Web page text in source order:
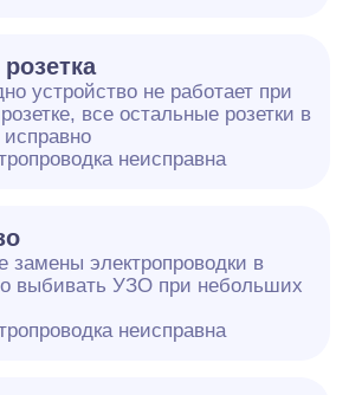
устройство не работает при
все остальные розетки в
неисправна
замены электропроводки в
выбивать УЗО при небольших
неисправна